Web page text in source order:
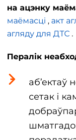
на ацэнку
маёмасці , акт
агляду для ДТС .
Пералік
аб’ектаў
сетак і